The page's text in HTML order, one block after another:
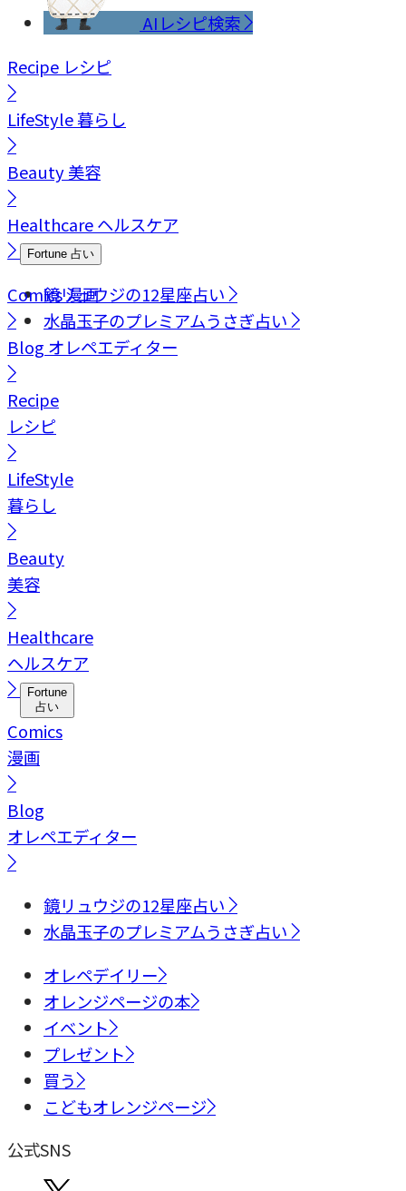
AIレシピ検索
Recipe レシピ
LifeStyle暮らし
Beauty美容
Healthcareヘルスケア
Fortune 占い
鏡リュウジの12星座占い
水晶玉子のプレミアムうさぎ占い
Comics漫画
Blog オレペエディター
Recipe
レシピ
LifeStyle
暮らし
Beauty
美容
Healthcare
ヘルスケア
Fortune
占い
Comics
漫画
Blog
オレペエディター
鏡リュウジの12星座占い
水晶玉子のプレミアムうさぎ占い
オレペデイリー
オレンジページの本
イベント
プレゼント
買う
こどもオレンジページ
公式SNS